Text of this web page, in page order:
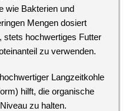
wie Bakterien und
Mengen dosiert
stets hochwertiges Futter
zu verwenden.
Langzeitkohle
hilft, die organische
zu halten.